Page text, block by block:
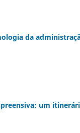
da
um